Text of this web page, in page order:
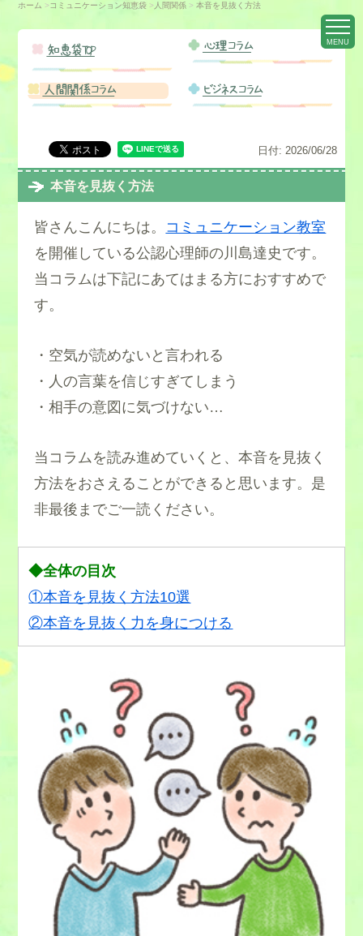
MENU
ホーム >コミュニケーション知恵袋 > 人間関係 > 本音を見抜く方法
知恵袋TOP 心理コラム
人間関係コラム ビジネスコラム
日付: 2026/06/28
本音を見抜く方法
皆さんこんにちは。 コミュニケーション教室
を開催している公認心理師の川島達史です。
当コラムは下記にあてはまる方におすすめで
す。
・空気が読めないと言われる
・人の言葉を信じすぎてしまう
・相手の意図に気づけない…
当コラムを読み進めていくと、本音を見抜く
方法をおさえることができると思います。是
非最後までご一読ください。
◆全体の目次
①本音を見抜く方法10選
②本音を見抜く力を身につける